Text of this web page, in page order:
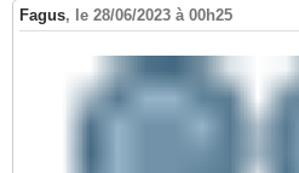
Fagus, le 28/06/2023 à 00h25